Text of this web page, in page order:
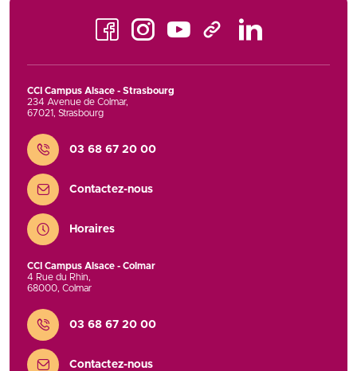
FacebookInstagramYoutube TikTok
CCI Campus Alsace - Strasbourg
234 Avenue de Colmar,
67021, Strasbourg
Contact
03 68 67 20 00
Contactez-nous
Horaires
CCI Campus Alsace - Colmar
4 Rue du Rhin,
68000, Colmar
Contact
03 68 67 20 00
Contactez-nous